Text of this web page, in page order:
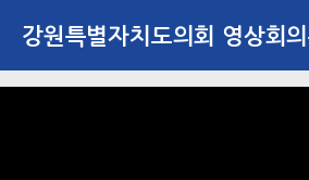
강원특별자치도의회 영상회